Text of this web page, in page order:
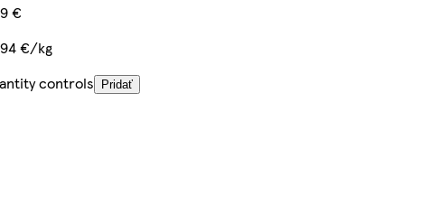
€
€/kg
controls
Pridať